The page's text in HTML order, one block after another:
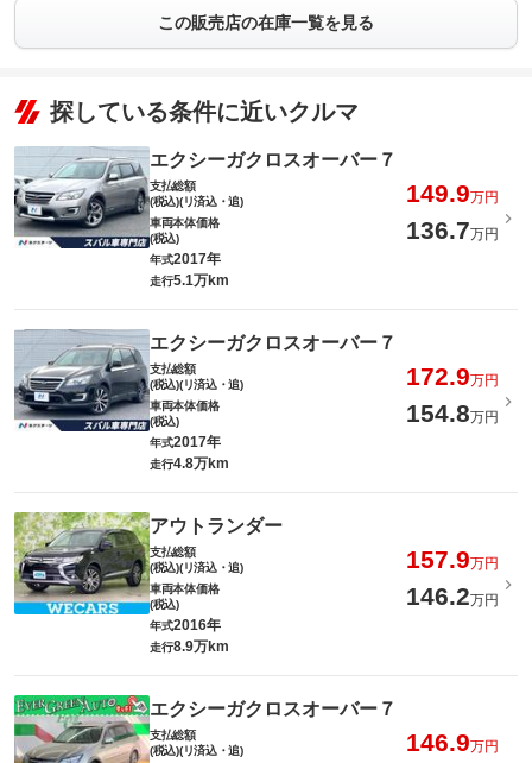
この販売店の在庫一覧を見る
探している条件に近いクルマ
エクシーガクロスオーバー７
支払総額
(税込)(リ済込・追)
149.9万円
車両本体価格
(税込)
136.7万円
年式2017年
走行5.1万km
エクシーガクロスオーバー７
支払総額
(税込)(リ済込・追)
172.9万円
車両本体価格
(税込)
154.8万円
年式2017年
走行4.8万km
アウトランダー
支払総額
(税込)(リ済込・追)
157.9万円
車両本体価格
(税込)
146.2万円
年式2016年
走行8.9万km
エクシーガクロスオーバー７
支払総額
(税込)(リ済込・追)
146.9万円